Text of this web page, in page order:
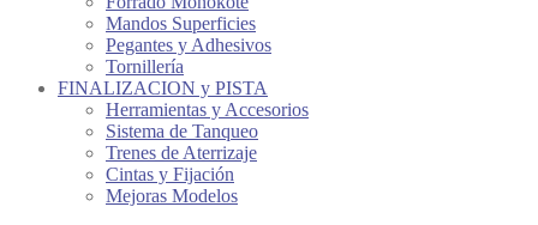
Mandos Superficies
Pegantes y Adhesivos
Tornillería
FINALIZACION y PISTA
Herramientas y Accesorios
Sistema de Tanqueo
Trenes de Aterrizaje
Cintas y Fijación
Mejoras Modelos